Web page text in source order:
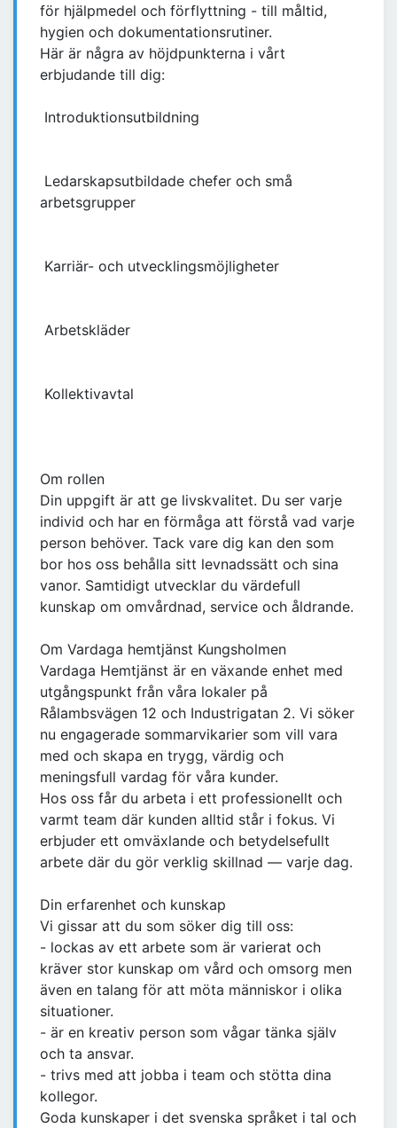
för hjälpmedel och förflyttning - till måltid,
hygien och dokumentationsrutiner.
Här är några av höjdpunkterna i vårt
erbjudande till dig:
Introduktionsutbildning
Ledarskapsutbildade chefer och små
arbetsgrupper
Karriär- och utvecklingsmöjligheter
Arbetskläder
Kollektivavtal
Om rollen
Din uppgift är att ge livskvalitet. Du ser varje
individ och har en förmåga att förstå vad varje
person behöver. Tack vare dig kan den som
bor hos oss behålla sitt levnadssätt och sina
vanor. Samtidigt utvecklar du värdefull
kunskap om omvårdnad, service och åldrande.
Om Vardaga hemtjänst Kungsholmen
Vardaga Hemtjänst är en växande enhet med
utgångspunkt från våra lokaler på
Rålambsvägen 12 och Industrigatan 2. Vi söker
nu engagerade sommarvikarier som vill vara
med och skapa en trygg, värdig och
meningsfull vardag för våra kunder.
Hos oss får du arbeta i ett professionellt och
varmt team där kunden alltid står i fokus. Vi
erbjuder ett omväxlande och betydelsefullt
arbete där du gör verklig skillnad — varje dag.
Din erfarenhet och kunskap
Vi gissar att du som söker dig till oss:
- lockas av ett arbete som är varierat och
kräver stor kunskap om vård och omsorg men
även en talang för att möta människor i olika
situationer.
- är en kreativ person som vågar tänka själv
och ta ansvar.
- trivs med att jobba i team och stötta dina
kollegor.
Goda kunskaper i det svenska språket i tal och